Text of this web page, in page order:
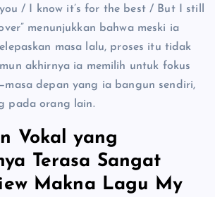
/ I know it’s for the best / But I still
menunjukkan bahwa meski ia
masa lalu, proses itu tidak
akhirnya ia memilih untuk fokus
depan yang ia bangun sendiri,
pada orang lain.
Vokal yang
Terasa Sangat
Makna Lagu My